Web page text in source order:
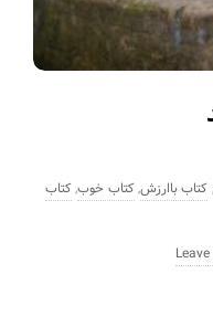
, کتاب باارزش, کتاب خوب, کتاب